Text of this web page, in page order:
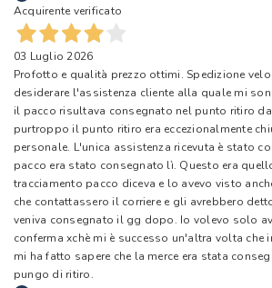
Acquirente verificato
03 Luglio 2026
Profotto e qualità prezzo ottimi. Spedizione
desiderare l'assistenza cliente alla quale mi
il pacco risultava consegnato nel punto ritiro
purtroppo il punto ritiro era eccezionalmente
personale. L'unica assistenza ricevuta è stato
pacco era stato consegnato lì. Questo era
tracciamento pacco diceva e lo avevo visto
che contattassero il corriere e gli avrebbero
veniva consegnato il gg dopo. Io volevo solo
conferma xchè mi è successo un'altra volta che
mi ha fatto sapere che la merce era stata
pungo di ritiro.